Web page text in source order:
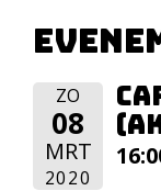
ZO
08
MRT
2020